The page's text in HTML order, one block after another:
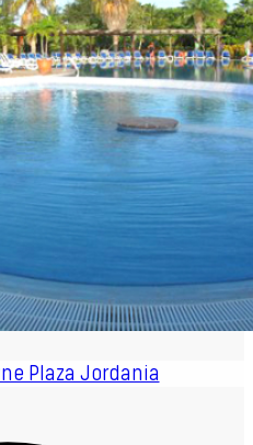
Plaza Jordania